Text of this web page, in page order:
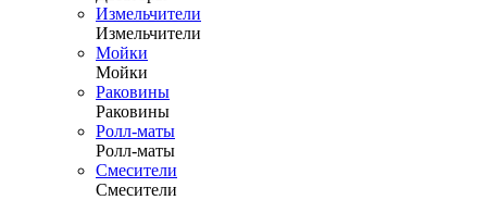
Измельчители
Измельчители
Мойки
Мойки
Раковины
Раковины
Ролл-маты
Ролл-маты
Смесители
Смесители